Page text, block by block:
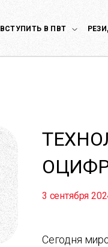
ВСТУПИТЬ В ПВТ
3 сентября
Сегодня